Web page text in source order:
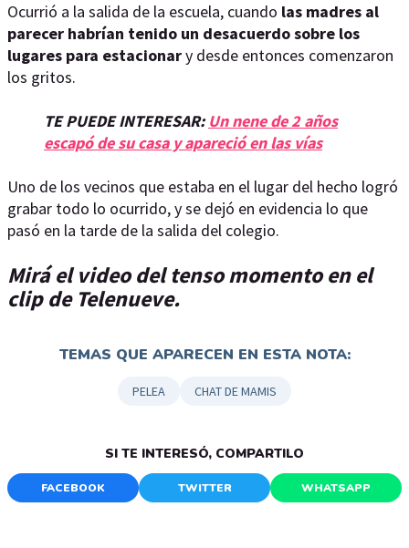
Ocurrió a la salida de la escuela, cuando las madres al
parecer habrían tenido un desacuerdo sobre los
lugares para estacionary desde entonces comenzaron
los gritos.
TE PUEDE INTERESAR:Un nene de 2 años
escapó de su casa y apareció en las vías
Uno de los vecinos que estaba en el lugar del hecho logró
grabar todo lo ocurrido, y se dejó en evidencia lo que
pasó en la tarde de la salida del colegio.
Mirá el video del tenso momento en el
clip de Telenueve.
TEMAS QUE APARECEN EN ESTA NOTA:
PELEA CHAT DE MAMIS
SI TE INTERESÓ, COMPARTILO
FACEBOOK TWITTER WHATSAPP